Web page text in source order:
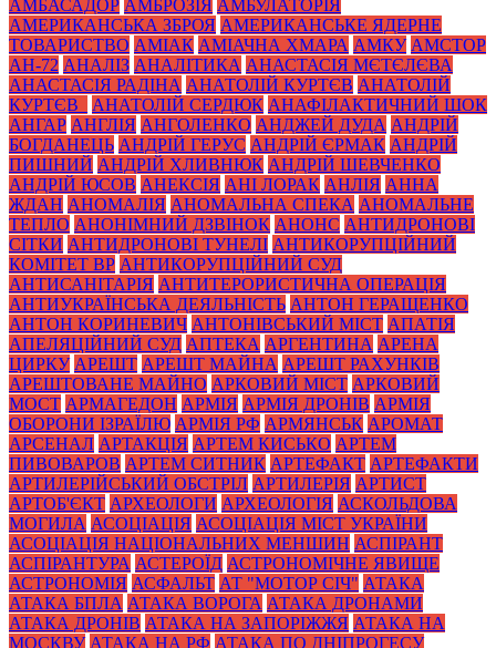
АМБАСАДОР АМБРОЗІЯ АМБУЛАТОРІЯ
АМЕРИКАНСЬКА ЗБРОЯ АМЕРИКАНСЬКЕ ЯДЕРНЕ
ТОВАРИСТВО АМІАК АМІАЧНА ХМАРА АМКУ АМСТОР
АН-72 АНАЛІЗ АНАЛІТИКА АНАСТАСІЯ МЄТЄЛЄВА
АНАСТАСІЯ РАДІНА АНАТОЛІЙ КУРТЄВ АНАТОЛІЙ
КУРТЄВ_
АНАТОЛІЙ СЕРДЮК АНАФІЛАКТИЧНИЙ ШОК
АНГАР АНГЛІЯ АНГОЛЕНКО АНДЖЕЙ ДУДА АНДРІЙ
БОГДАНЕЦЬ АНДРІЙ ГЕРУС АНДРІЙ ЄРМАК АНДРІЙ
ПИШНИЙ АНДРІЙ ХЛИВНЮК АНДРІЙ ШЕВЧЕНКО
АНДРІЙ ЮСОВ АНЕКСІЯ АНІ ЛОРАК АНЛІЯ АННА
ЖДАН АНОМАЛІЯ АНОМАЛЬНА СПЕКА АНОМАЛЬНЕ
ТЕПЛО АНОНІМНИЙ ДЗВІНОК АНОНС АНТИДРОНОВІ
СІТКИ АНТИДРОНОВІ ТУНЕЛІ АНТИКОРУПЦІЙНИЙ
КОМІТЕТ ВР АНТИКОРУПЦІЙНИЙ СУД
АНТИСАНІТАРІЯ АНТИТЕРОРИСТИЧНА ОПЕРАЦІЯ
АНТИУКРАЇНСЬКА ДЕЯЛЬНІСТЬ АНТОН ГЕРАЩЕНКО
АНТОН КОРИНЕВИЧ АНТОНІВСЬКИЙ МІСТ АПАТІЯ
АПЕЛЯЦІЙНИЙ СУД АПТЕКА АРГЕНТИНА АРЕНА
ЦИРКУ АРЕШТ АРЕШТ МАЙНА АРЕШТ РАХУНКІВ
АРЕШТОВАНЕ МАЙНО АРКОВИЙ МІСТ АРКОВИЙ
МОСТ АРМАГЕДОН АРМІЯ АРМІЯ ДРОНІВ АРМІЯ
ОБОРОНИ ІЗРАЇЛЮ АРМІЯ РФ АРМЯНСЬК АРОМАТ
АРСЕНАЛ АРТАКЦІЯ АРТЕМ КИСЬКО АРТЕМ
ПИВОВАРОВ АРТЕМ СИТНИК АРТЕФАКТ АРТЕФАКТИ
АРТИЛЕРІЙСЬКИЙ ОБСТРІЛ АРТИЛЕРІЯ АРТИСТ
АРТОБ'ЄКТ АРХЕОЛОГИ АРХЕОЛОГІЯ АСКОЛЬДОВА
МОГИЛА АСОЦІАЦІЯ АСОЦІАЦІЯ МІСТ УКРАЇНИ
АСОЦІАЦІЯ НАЦІОНАЛЬНИХ МЕНШИН АСПІРАНТ
АСПІРАНТУРА АСТЕРОЇД АСТРОНОМІЧНЕ ЯВИЩЕ
АСТРОНОМІЯ АСФАЛЬТ АТ "МОТОР СІЧ" АТАКА
АТАКА БПЛА АТАКА ВОРОГА АТАКА ДРОНАМИ
АТАКА ДРОНІВ АТАКА НА ЗАПОРІЖЖЯ АТАКА НА
МОСКВУ АТАКА НА РФ АТАКА ПО ДНІПРОГЕСУ